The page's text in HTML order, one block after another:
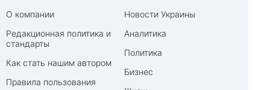
О компании
Редакционная политика и
стандарты
Как стать нашим автором
Правила пользования
Новости Украины
Аналитика
Политика
Бизнес